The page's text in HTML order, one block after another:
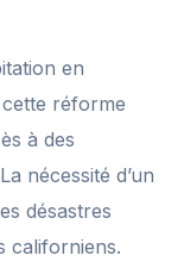
en
réforme
à des
nécessité d’un
désastres
californiens.